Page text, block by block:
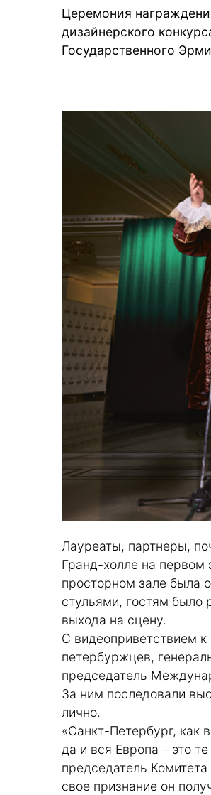
Церемония
дизайнерского
Государственного
Лауреаты, партнеры,
Гранд-холле на первом
просторном зале была
стульями, гостям было
выхода на сцену.
С видеоприветствием
петербуржцев,
председатель
За ним последовали
лично.
«Санкт-Петербург, как
да и вся Европа – это
председатель
свое признание он